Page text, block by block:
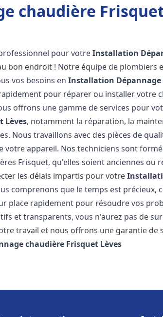
chaudière Frisquet
pour votreInstallation
bon endroit ! Notre équipe de plombiers
vos besoins enInstallation
pour réparer ou installer votre
offrons une gamme de services pour
Lèves, notamment la réparation, la
Nous travaillons avec des pièces de
votre appareil. Nos techniciens sont
Frisquet, qu'elles soient anciennes ou
les délais impartis pour votre
comprenons que le temps est précieux,
place rapidement pour résoudre vos
et transparents, vous n'aurez pas de
travail et nous offrons une garantie de
chaudière Frisquet Lèves